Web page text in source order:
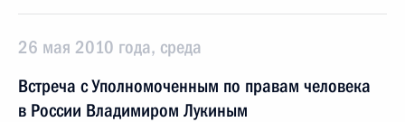
26 мая 2010 года, среда
Встреча с Уполномоченным по правам человека
в России Владимиром Лукиным